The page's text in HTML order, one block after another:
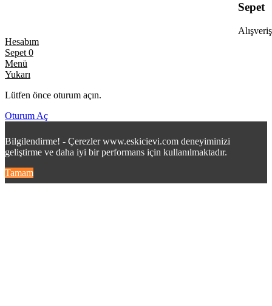
Sepet
Hesabım
Sepet 0
Menü
Yukarı
Lütfen önce oturum açın.
Oturum Aç
Bilgilendirme! - Çerezler www.eskicievi.com deneyiminizi
geliştirme ve daha iyi bir performans için kullanılmaktadır.
Tamam